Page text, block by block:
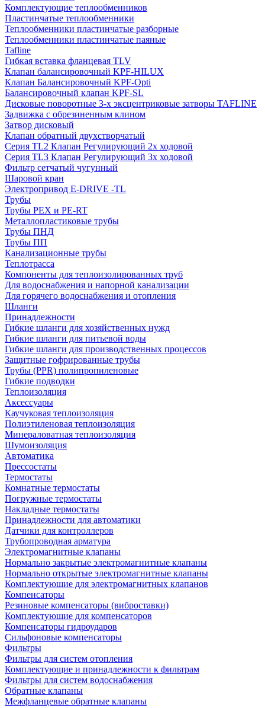
Комплектующие теплообменников
Пластинчатые теплообменники
Теплообменники пластинчатые разборные
Теплообменники пластинчатые паяные
Tafline
Гибкая вставка фланцевая TLV
Клапан балансировочный KPF-HILUX
Клапан Балансировочный KPF-Opti
Балансировочный клапан KPF-SL
Дисковые поворотные 3-х эксцентриковые затворы TAFLINE
Задвижка с обрезиненным клином
Затвор дисковый
Клапан обратный двухстворчатый
Серия TL2 Клапан Регулирующий 2х ходовой
Серия TL3 Клапан Регулирующий 3х ходовой
Фильтр сетчатый чугунный
Шаровой кран
Электропривод E-DRIVE -TL
Трубы
Трубы PEX и PE-RT
Металлопластиковые трубы
Трубы ПНД
Трубы ПП
Канализационные трубы
Теплотрасса
Компоненты для теплоизолированных труб
Для водоснабжения и напорной канализации
Для горячего водоснабжения и отопления
Шланги
Принадлежности
Гибкие шланги для хозяйственных нужд
Гибкие шланги для питьевой воды
Гибкие шланги для производственных процессов
Защитные гофрированные трубы
Трубы (РРR) полипропиленовые
Гибкие подводки
Теплоизоляция
Аксессуары
Каучуковая теплоизоляция
Полиэтиленовая теплоизоляция
Минераловатная теплоизоляция
Шумоизоляция
Автоматика
Прессостаты
Термостаты
Комнатные термостаты
Погружные термостаты
Накладные термостаты
Принадлежности для автоматики
Датчики для контроллеров
Трубопроводная арматура
Электромагнитные клапаны
Нормально закрытые электромагнитные клапаны
Нормально открытые электромагнитные клапаны
Комплектующие для электромагнитных клапанов
Компенсаторы
Резиновые компенсаторы (виброставки)
Комплектующие для компенсаторов
Компенсаторы гидроударов
Сильфоновые компенсаторы
Фильтры
Фильтры для систем отопления
Комплектующие и принадлежности к фильтрам
Фильтры для систем водоснабжения
Обратные клапаны
Межфланцевые обратные клапаны